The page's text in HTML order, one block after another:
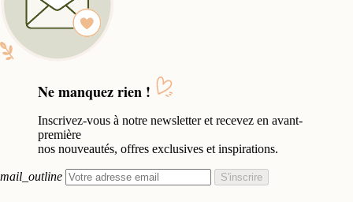
Ne manquez rien !
Inscrivez-vous à notre newsletter et recevez en avant-
première
nos nouveautés, offres exclusives et inspirations.
mail_outline S'inscrire